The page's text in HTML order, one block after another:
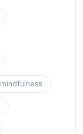
mindfulness